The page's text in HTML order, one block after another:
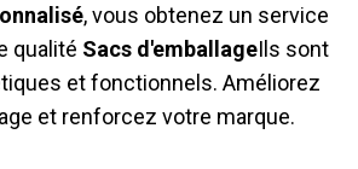
, vous obtenez un service
qualité Sacs d'emballageIls sont
et fonctionnels. Améliorez
et renforcez votre marque.